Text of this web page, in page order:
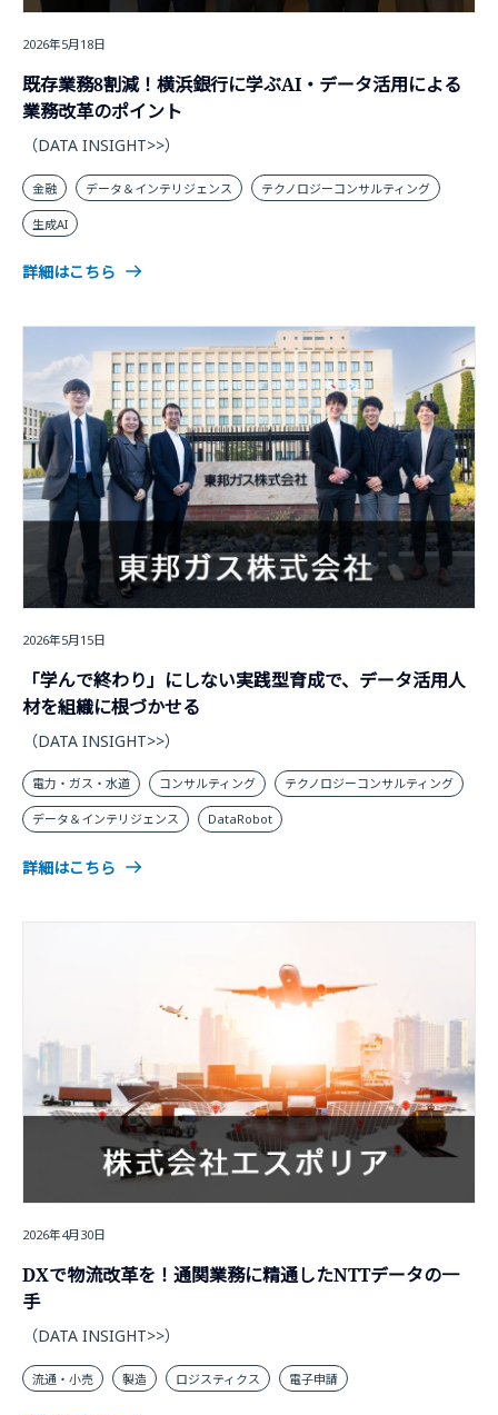
2026年5月18日
既存業務8割減！横浜銀行に学ぶAI・データ活用による
業務改革のポイント
（DATA INSIGHT>>）
金融 データ＆インテリジェンス テクノロジーコンサルティング
生成AI
詳細はこちら
2026年5月15日
「学んで終わり」にしない実践型育成で、データ活用人
材を組織に根づかせる
（DATA INSIGHT>>）
電力・ガス・水道 コンサルティング テクノロジーコンサルティング
データ＆インテリジェンス DataRobot
詳細はこちら
2026年4月30日
DXで物流改革を！通関業務に精通したNTTデータの一
手
（DATA INSIGHT>>）
流通・小売 製造 ロジスティクス 電子申請